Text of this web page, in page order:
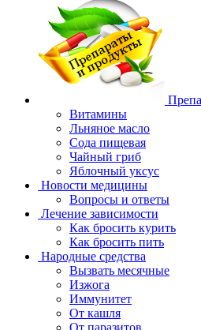
Витамины
Льняное масло
Сода пищевая
Чайный гриб
Яблочный уксус
Новости медицины
Вопросы и ответы
Лечение зависимости
Как бросить курить
Как бросить пить
Народные средства
Вызвать месячные
Изжога
Иммунитет
От кашля
От паразитов